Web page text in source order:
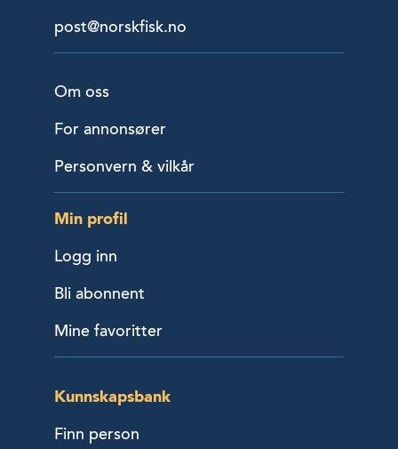
post@norskfisk.no
Om oss
For annonsører
Personvern & vilkår
Min profil
Logg inn
Bli abonnent
Mine favoritter
Kunnskapsbank
Finn person